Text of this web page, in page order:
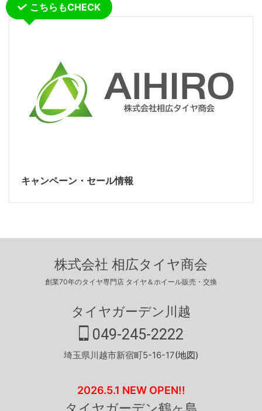
こちらもCHECK
キャンペーン・セール情報
株式会社 相広タイヤ商会
創業70年のタイヤ専門店 タイヤ＆ホイール販売・交換
タイヤガーデン川越
049-245-2222
埼玉県川越市新宿町5-16-17(地図)
2026.5.1 NEW OPEN!!